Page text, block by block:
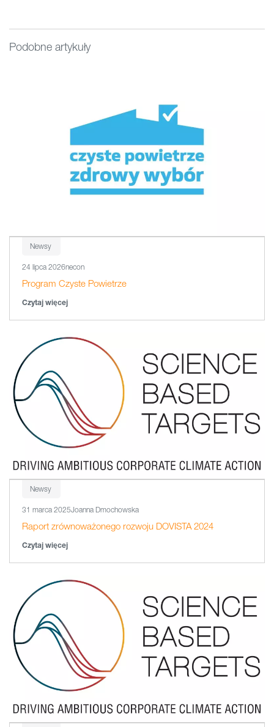
Podobne artykuły
Newsy
24 lipca 2026necon
Program Czyste Powietrze
Czytaj więcej
Newsy
31 marca 2025Joanna Dmochowska
Raport zrównoważonego rozwoju DOVISTA 2024
Czytaj więcej